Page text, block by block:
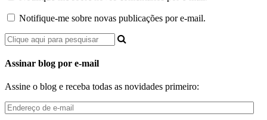
Notifique-me sobre novas publicações por e-mail.
Assinar blog por e-mail
Assine o blog e receba todas as novidades primeiro:
Endereço